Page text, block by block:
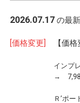
2026.07.17 の最
[価格変更] 【価
インプ
→
Ｒ’ポ